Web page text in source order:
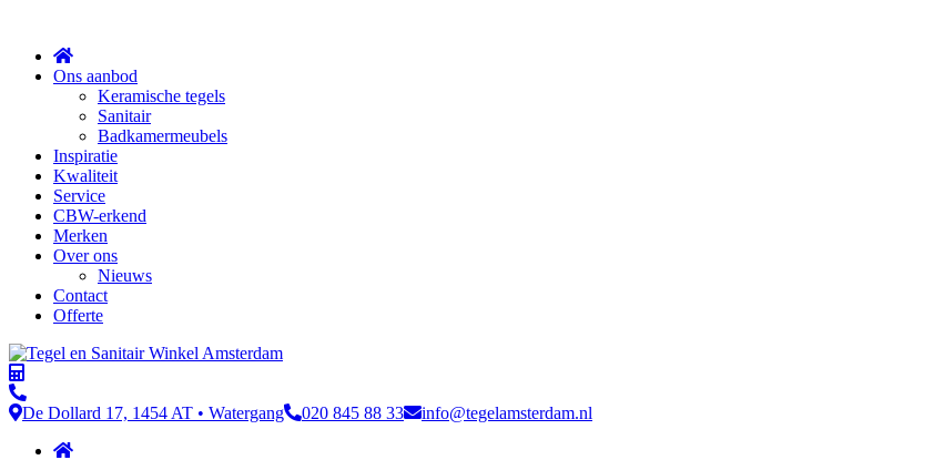
Ons aanbod
Keramische tegels
Sanitair
Badkamermeubels
Inspiratie
Kwaliteit
Service
CBW-erkend
Merken
Over ons
Nieuws
Contact
Offerte
De Dollard 17, 1454 AT • Watergang 020 845 88 33 info@tegelamsterdam.nl